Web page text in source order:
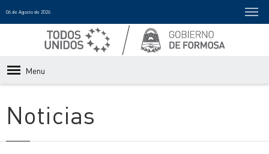
06 de Agosto de 2026
Menu
Noticias